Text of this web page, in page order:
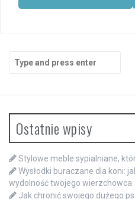
Search
for:
Ostatnie wpisy
Stylowe meble sypialniane,
Wysłodki buraczane dla koni:
wydolność twojego wierzchowca
Jak chronić swojego dużego